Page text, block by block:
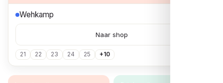
Wehkamp
21 22 23 24 25 +10
Naar shop